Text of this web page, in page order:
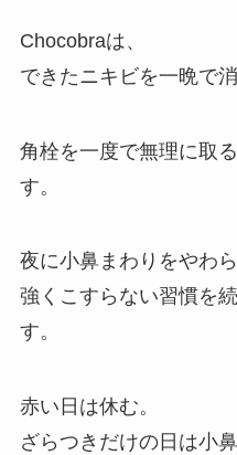
Chocobraは、
できたニキビを一晩で
角栓を一度で無理に取
す。
夜に小鼻まわりをやわら
強くこすらない習慣を
す。
赤い日は休む。
ざらつきだけの日は小鼻